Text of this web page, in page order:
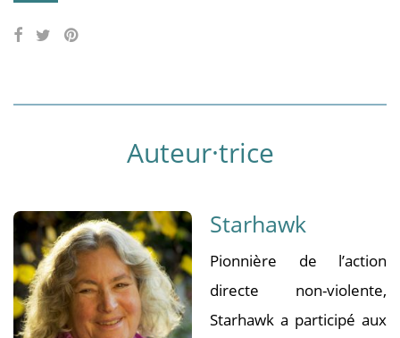
Auteur·trice
Starhawk
Pionnière de l’action
directe non-violente,
Starhawk a participé aux